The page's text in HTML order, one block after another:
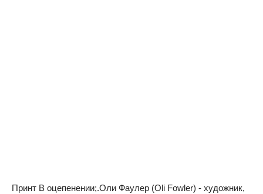
Принт В оцепенении;.Оли Фаулер (Oli Fowler) - художник,